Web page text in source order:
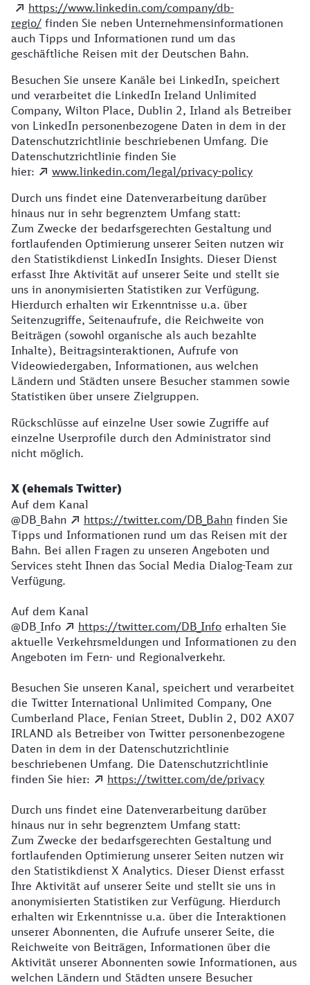
https://www.linkedin.com/company/db-
regio/ finden Sie neben Unternehmensinformationen
auch Tipps und Informationen rund um das
geschäftliche Reisen mit der Deutschen Bahn.
Besuchen Sie unsere Kanäle bei LinkedIn, speichert
und verarbeitet die LinkedIn Ireland Unlimited
Company, Wilton Place, Dublin 2, Irland als Betreiber
von LinkedIn personenbezogene Daten in dem in der
Datenschutzrichtlinie beschriebenen Umfang. Die
Datenschutzrichtlinie finden Sie
hier:
www.linkedin.com/legal/privacy-policy
Durch uns findet eine Datenverarbeitung darüber
hinaus nur in sehr begrenztem Umfang statt:
Zum Zwecke der bedarfsgerechten Gestaltung und
fortlaufenden Optimierung unserer Seiten nutzen wir
den Statistikdienst LinkedIn Insights. Dieser Dienst
erfasst Ihre Aktivität auf unserer Seite und stellt sie
uns in anonymisierten Statistiken zur Verfügung.
Hierdurch erhalten wir Erkenntnisse u.a. über
Seitenzugriffe, Seitenaufrufe, die Reichweite von
Beiträgen (sowohl organische als auch bezahlte
Inhalte), Beitragsinteraktionen, Aufrufe von
Videowiedergaben, Informationen, aus welchen
Ländern und Städten unsere Besucher stammen sowie
Statistiken über unsere Zielgruppen.
Rückschlüsse auf einzelne User sowie Zugriffe auf
einzelne Userprofile durch den Administrator sind
nicht möglich.
X (ehemals Twitter)
Auf dem Kanal
@DB_Bahn
https://twitter.com/DB_Bahn finden Sie
Tipps und Informationen rund um das Reisen mit der
Bahn. Bei allen Fragen zu unseren Angeboten und
Services steht Ihnen das Social Media Dialog-Team zur
Verfügung.
Auf dem Kanal
@DB_Info
https://twitter.com/DB_Info erhalten Sie
aktuelle Verkehrsmeldungen und Informationen zu den
Angeboten im Fern- und Regionalverkehr.
Besuchen Sie unseren Kanal, speichert und verarbeitet
die Twitter International Unlimited Company, One
Cumberland Place, Fenian Street, Dublin 2, D02 AX07
IRLAND als Betreiber von Twitter personenbezogene
Daten in dem in der Datenschutzrichtlinie
beschriebenen Umfang. Die Datenschutzrichtlinie
finden Sie hier:
https://twitter.com/de/privacy
Durch uns findet eine Datenverarbeitung darüber
hinaus nur in sehr begrenztem Umfang statt:
Zum Zwecke der bedarfsgerechten Gestaltung und
fortlaufenden Optimierung unserer Seiten nutzen wir
den Statistikdienst X Analytics. Dieser Dienst erfasst
Ihre Aktivität auf unserer Seite und stellt sie uns in
anonymisierten Statistiken zur Verfügung. Hierdurch
erhalten wir Erkenntnisse u.a. über die Interaktionen
unserer Abonnenten, die Aufrufe unserer Seite, die
Reichweite von Beiträgen, Informationen über die
Aktivität unserer Abonnenten sowie Informationen, aus
welchen Ländern und Städten unsere Besucher